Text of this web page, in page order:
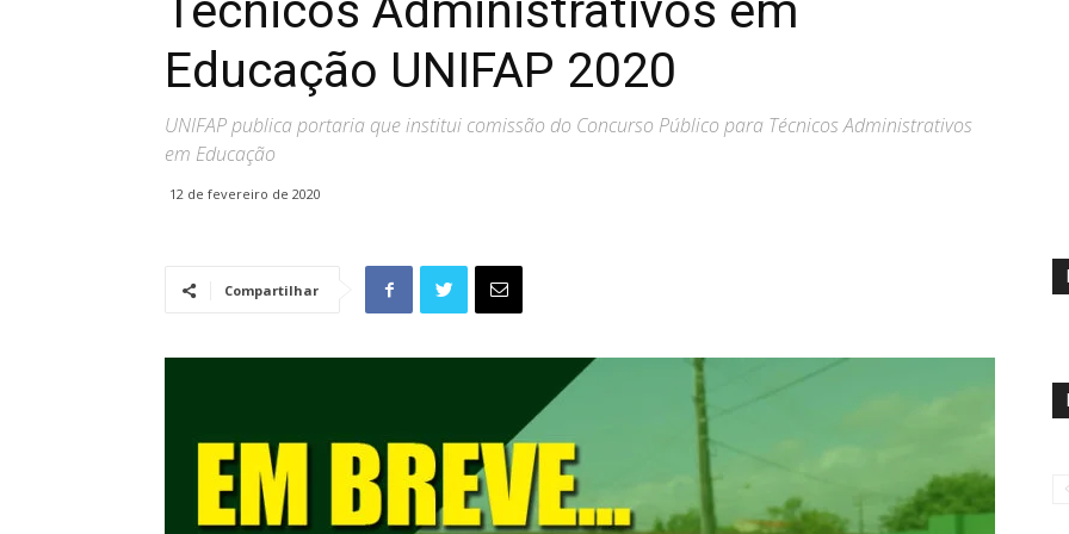
Educação UNIFAP 2020
UNIFAP publica portaria que institui comissão do Concurso Público para Técnicos Administrativos
em Educação
12 de fevereiro de 2020
Compartilhar